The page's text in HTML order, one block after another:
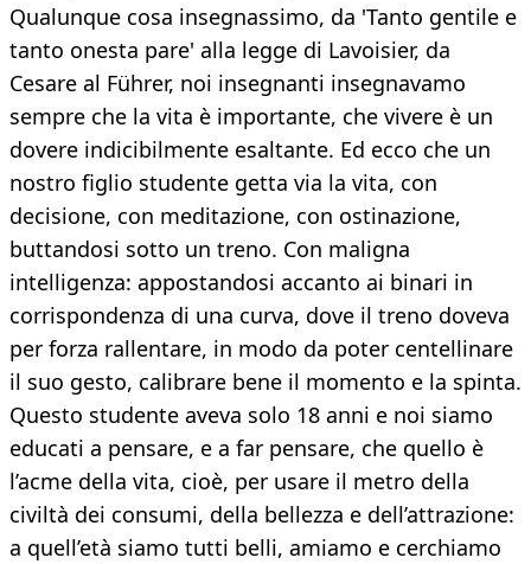
Qualunque cosa insegnassimo, da 'Tanto gentile e
tanto onesta pare' alla legge di Lavoisier, da
Cesare al Führer, noi insegnanti insegnavamo
sempre che la vita è importante, che vivere è un
dovere indicibilmente esaltante. Ed ecco che un
nostro figlio studente getta via la vita, con
decisione, con meditazione, con ostinazione,
buttandosi sotto un treno. Con maligna
intelligenza: appostandosi accanto ai binari in
corrispondenza di una curva, dove il treno doveva
per forza rallentare, in modo da poter centellinare
il suo gesto, calibrare bene il momento e la spinta.
Questo studente aveva solo 18 anni e noi siamo
educati a pensare, e a far pensare, che quello è
l’acme della vita, cioè, per usare il metro della
civiltà dei consumi, della bellezza e dell’attrazione:
a quell’età siamo tutti belli, amiamo e cerchiamo